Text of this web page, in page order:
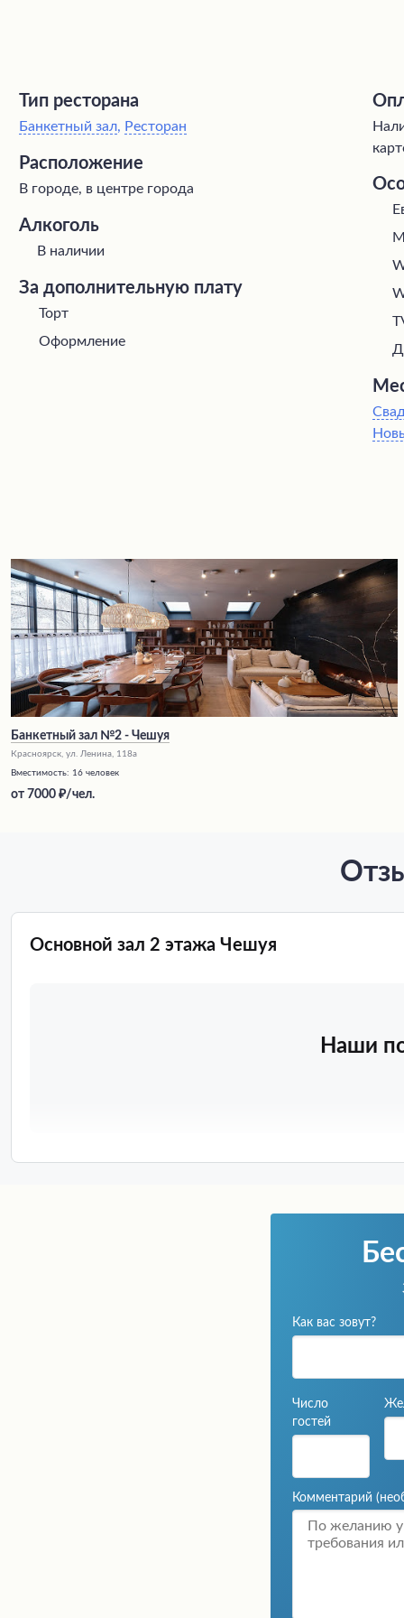
Тип ресторана
Банкетный зал, Ресторан
Расположение
В городе, в центре города
Алкоголь
В наличии
За дополнительную плату
Торт
Оформление
Банкетный зал №2 - Чешуя
Красноярск, ул. Ленина, 118а
Вместимость: 16 человек
от 7000 /чел.
Основной зал 2 этажа Чешуя
Наши
Как вас зовут?
Число
гостей
Комментарий